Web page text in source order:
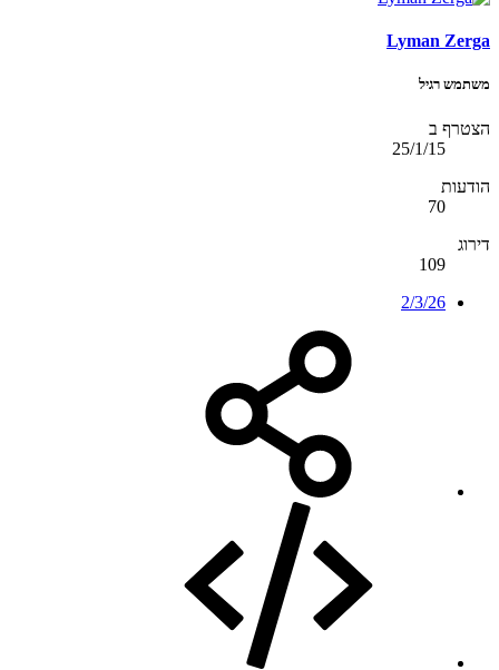
Lyman Zerga
משתמש רגיל
הצטרף ב
25/1/15
הודעות
70
דירוג
109
2/3/26